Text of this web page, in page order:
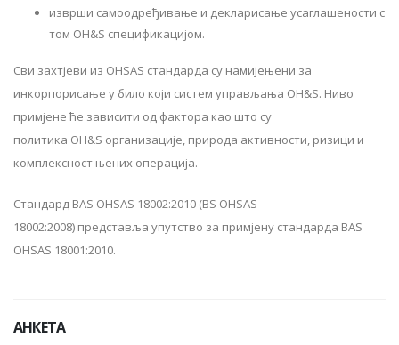
изврши самоодређивање и декларисање усаглашености с
том OH&S спецификацијом.
Сви захтјеви из OHSAS стандарда су намијењени за
инкорпорисање у било који систем управљања OH&S. Ниво
примјене ће зависити од фактора као што су
политика OH&S организације, природа активности, ризици и
комплексност њених операција.
Стандард BAS OHSAS 18002:2010 (BS OHSAS
18002:2008) представља упутство за примјену стандарда BAS
OHSAS 18001:2010.
АНКЕТА